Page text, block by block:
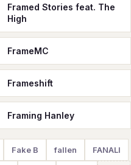
Framed Stories feat. The
High
FrameMC
Frameshift
Framing Hanley
Fake B fallen FANALI